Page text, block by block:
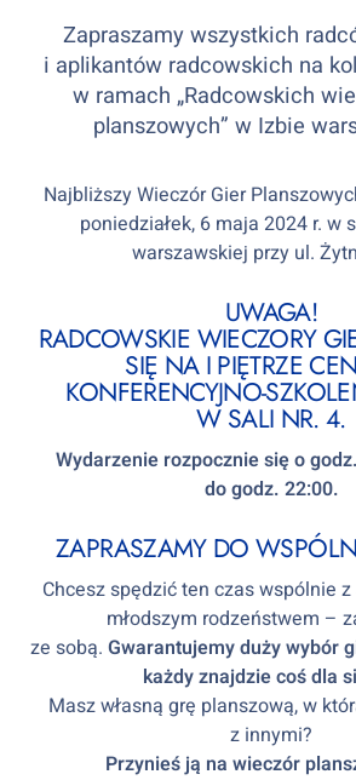
Zapraszamy wszystkich
i aplikantów radcowskich na
w ramach „Radcowskich
planszowych” w Izbie
Najbliższy Wieczór Gier
poniedziałek, 6 maja 2024 r. w
warszawskiej przy ul.
UWAGA!
RADCOWSKIE WIECZORY
SIĘ NA I PIĘTRZE
KONFERENCYJNO-
W SALI NR. 4.
Wydarzenie rozpocznie się o
do godz. 22:00.
ZAPRASZAMY DO
Chcesz spędzić ten czas wspólnie
młodszym rodzeństwem –
ze sobą. Gwarantujemy duży wybór
każdy znajdzie coś dla
Masz własną grę planszową, w
z innymi?
Przynieś ją na wieczór